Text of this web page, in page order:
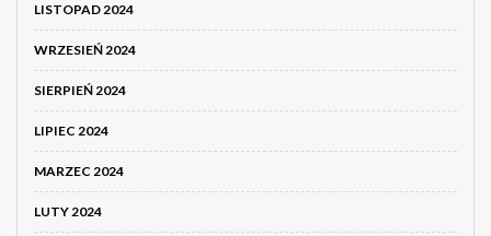
LISTOPAD 2024
WRZESIEŃ 2024
SIERPIEŃ 2024
LIPIEC 2024
MARZEC 2024
LUTY 2024